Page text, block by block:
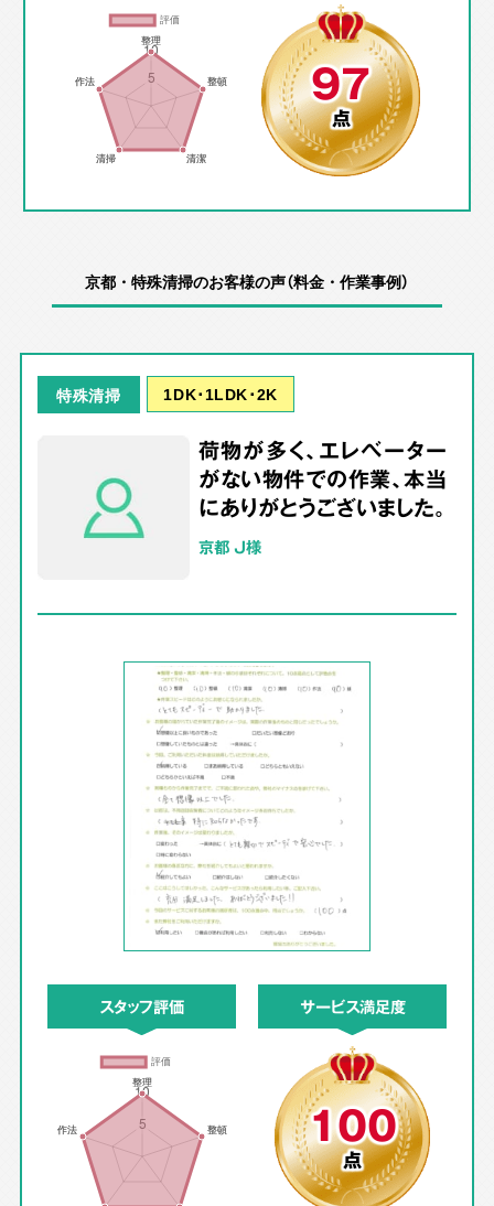
97
点
京都・特殊清掃のお客様の声（料金・作業事例）
特殊清掃 1DK･1LDK･2K
荷物が多く、エレベーター
がない物件での作業、本当
にありがとうございました。
京都 J様
スタッフ評価 サービス満足度
100
点